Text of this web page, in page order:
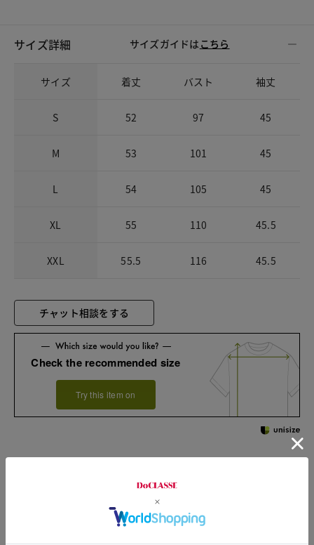
サイズ詳細 サイズガイドは こちら
サイズ 着丈 バスト 袖丈
S 52 97 45
M 53 101 45
L 54 105 45
XL 55 110 45.5
XXL 55.5 116 45.5
チャット相談をする
Check the recommended size
Try this item on